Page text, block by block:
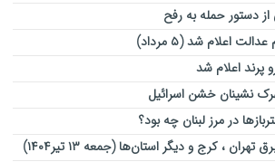
از دستور حمله به رفح
اعلام شد (۵ مرداد)
پرند اعلام شد
نشینان خشن اسرائیل
در مرز لبنان چه بود؟
، کرج و دیگر استان‌ها (جمعه ۱۳ تیر۱۴۰۴)